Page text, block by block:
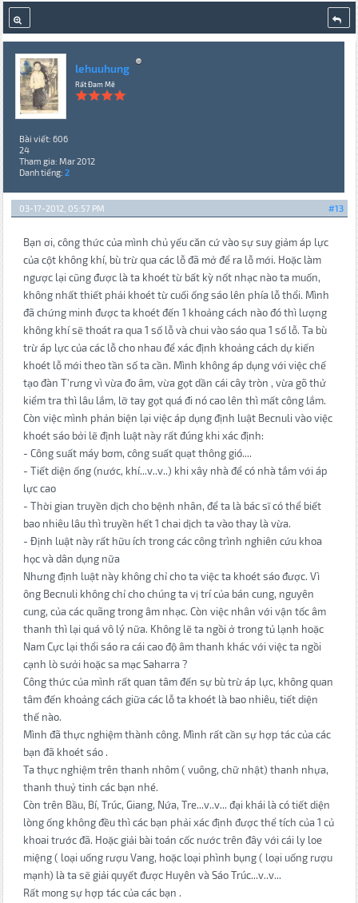
lehuuhung
Rất Đam Mê
Bài viết: 606
24
Tham gia: Mar 2012
Danh tiếng: 2
#13
03-17-2012, 05:57 PM
Bạn ơi, công thức của mình chủ yếu căn cứ vào sự suy giảm áp lực
của cột không khí, bù trừ qua các lỗ đã mở để ra lỗ mới. Hoặc làm
ngược lại cũng được là ta khoét từ bất kỳ nốt nhạc nào ta muốn,
không nhất thiết phải khoét từ cuối ống sáo lên phía lỗ thổi. Mình
đã chứng minh được ta khoét đến 1 khoảng cách nào đó thì lượng
không khí sẽ thoát ra qua 1 số lỗ và chui vào sáo qua 1 số lỗ. Ta bù
trừ áp lực của các lỗ cho nhau để xác định khoảng cách dự kiến
khoét lỗ mới theo tần số ta cần. Mình không áp dụng với việc chế
tạo đàn T'rưng vì vừa đo âm, vừa gọt dần cái cây tròn , vừa gõ thử
kiểm tra thì lâu lắm, lỡ tay gọt quá đi nó cao lên thì mất công lắm.
Còn việc mình phản biện lại việc áp dụng định luật Becnuli vào việc
khoét sáo bởi lẽ định luật này rất đúng khi xác định:
- Công suất máy bơm, công suất quạt thông gió....
- Tiết diện ống (nước, khí...v..v..) khi xây nhà để có nhà tắm với áp
lực cao
- Thời gian truyền dịch cho bệnh nhân, để ta là bác sĩ có thể biết
bao nhiêu lâu thì truyền hết 1 chai dịch ta vào thay là vừa.
- Định luật này rất hữu ích trong các công trình nghiên cứu khoa
học và dân dụng nữa
Nhưng định luật này không chỉ cho ta việc ta khoét sáo được. Vì
ông Becnuli không chỉ cho chúng ta vị trí của bán cung, nguyên
cung, của các quãng trong âm nhạc. Còn việc nhân với vận tốc âm
thanh thì lại quá vô lý nữa. Không lẽ ta ngồi ở trong tủ lạnh hoặc
Nam Cực lại thổi sáo ra cái cao độ âm thanh khác với việc ta ngồi
cạnh lò sưởi hoặc sa mạc Saharra ?
Công thức của mình rất quan tâm đến sự bù trừ áp lực, không quan
tâm đến khoảng cách giữa các lỗ ta khoét là bao nhiêu, tiết diện
thế nào.
Mình đã thực nghiệm thành công. Mình rất cần sự hợp tác của các
bạn đã khoét sáo .
Ta thực nghiệm trên thanh nhôm ( vuông, chữ nhật) thanh nhựa,
thanh thuỷ tinh các bạn nhé.
Còn trên Bầu, Bí, Trúc, Giang, Nứa, Tre...v..v... đại khái là có tiết diện
lòng ống không đều thì các bạn phải xác định được thể tích của 1 củ
khoai trước đã. Hoặc giải bài toán cốc nước trên đây với cái ly loe
miệng ( loại uống rượu Vang, hoặc loại phình bụng ( loại uống rượu
mạnh) là ta sẽ giải quyết được Huyên và Sáo Trúc...v..v...
Rất mong sự hợp tác của các bạn .